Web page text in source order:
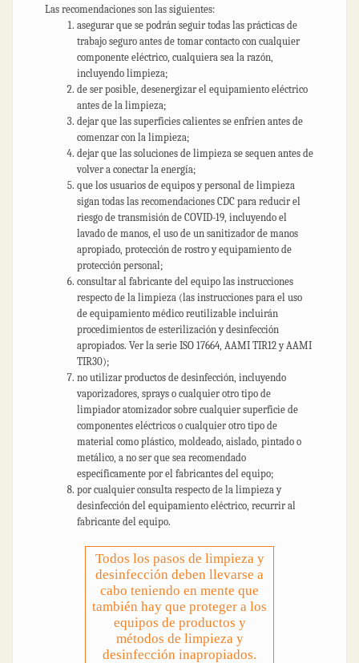
Las recomendaciones son las siguientes:
asegurar que se podrán seguir todas las prácticas de
trabajo seguro antes de tomar contacto con cualquier
componente eléctrico, cualquiera sea la razón,
incluyendo limpieza;
de ser posible, desenergizar el equipamiento eléctrico
antes de la limpieza;
dejar que las superficies calientes se enfríen antes de
comenzar con la limpieza;
dejar que las soluciones de limpieza se sequen antes de
volver a conectar la energía;
que los usuarios de equipos y personal de limpieza
sigan todas las recomendaciones CDC para reducir el
riesgo de transmisión de COVID-19, incluyendo el
lavado de manos, el uso de un sanitizador de manos
apropiado, protección de rostro y equipamiento de
protección personal;
consultar al fabricante del equipo las instrucciones
respecto de la limpieza (las instrucciones para el uso
de equipamiento médico reutilizable incluirán
procedimientos de esterilización y desinfección
apropiados. Ver la serie ISO 17664, AAMI TIR12 y AAMI
TIR30);
no utilizar productos de desinfección, incluyendo
vaporizadores, sprays o cualquier otro tipo de
limpiador atomizador sobre cualquier superficie de
componentes eléctricos o cualquier otro tipo de
material como plástico, moldeado, aislado, pintado o
metálico, a no ser que sea recomendado
específicamente por el fabricantes del equipo;
por cualquier consulta respecto de la limpieza y
desinfección del equipamiento eléctrico, recurrir al
fabricante del equipo.
Todos los pasos de limpieza y
desinfección deben llevarse a
cabo teniendo en mente que
también hay que proteger a los
equipos de productos y
métodos de limpieza y
desinfección inapropiados.